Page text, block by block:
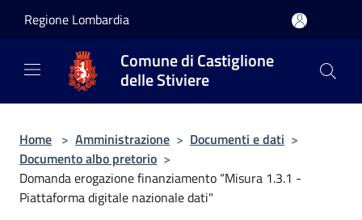
Regione Lombardia
Comune di Castiglione
delle Stiviere
Home > Amministrazione > Documenti e dati >
Documento albo pretorio >
Domanda erogazione finanziamento “Misura 1.3.1 -
Piattaforma digitale nazionale dati"